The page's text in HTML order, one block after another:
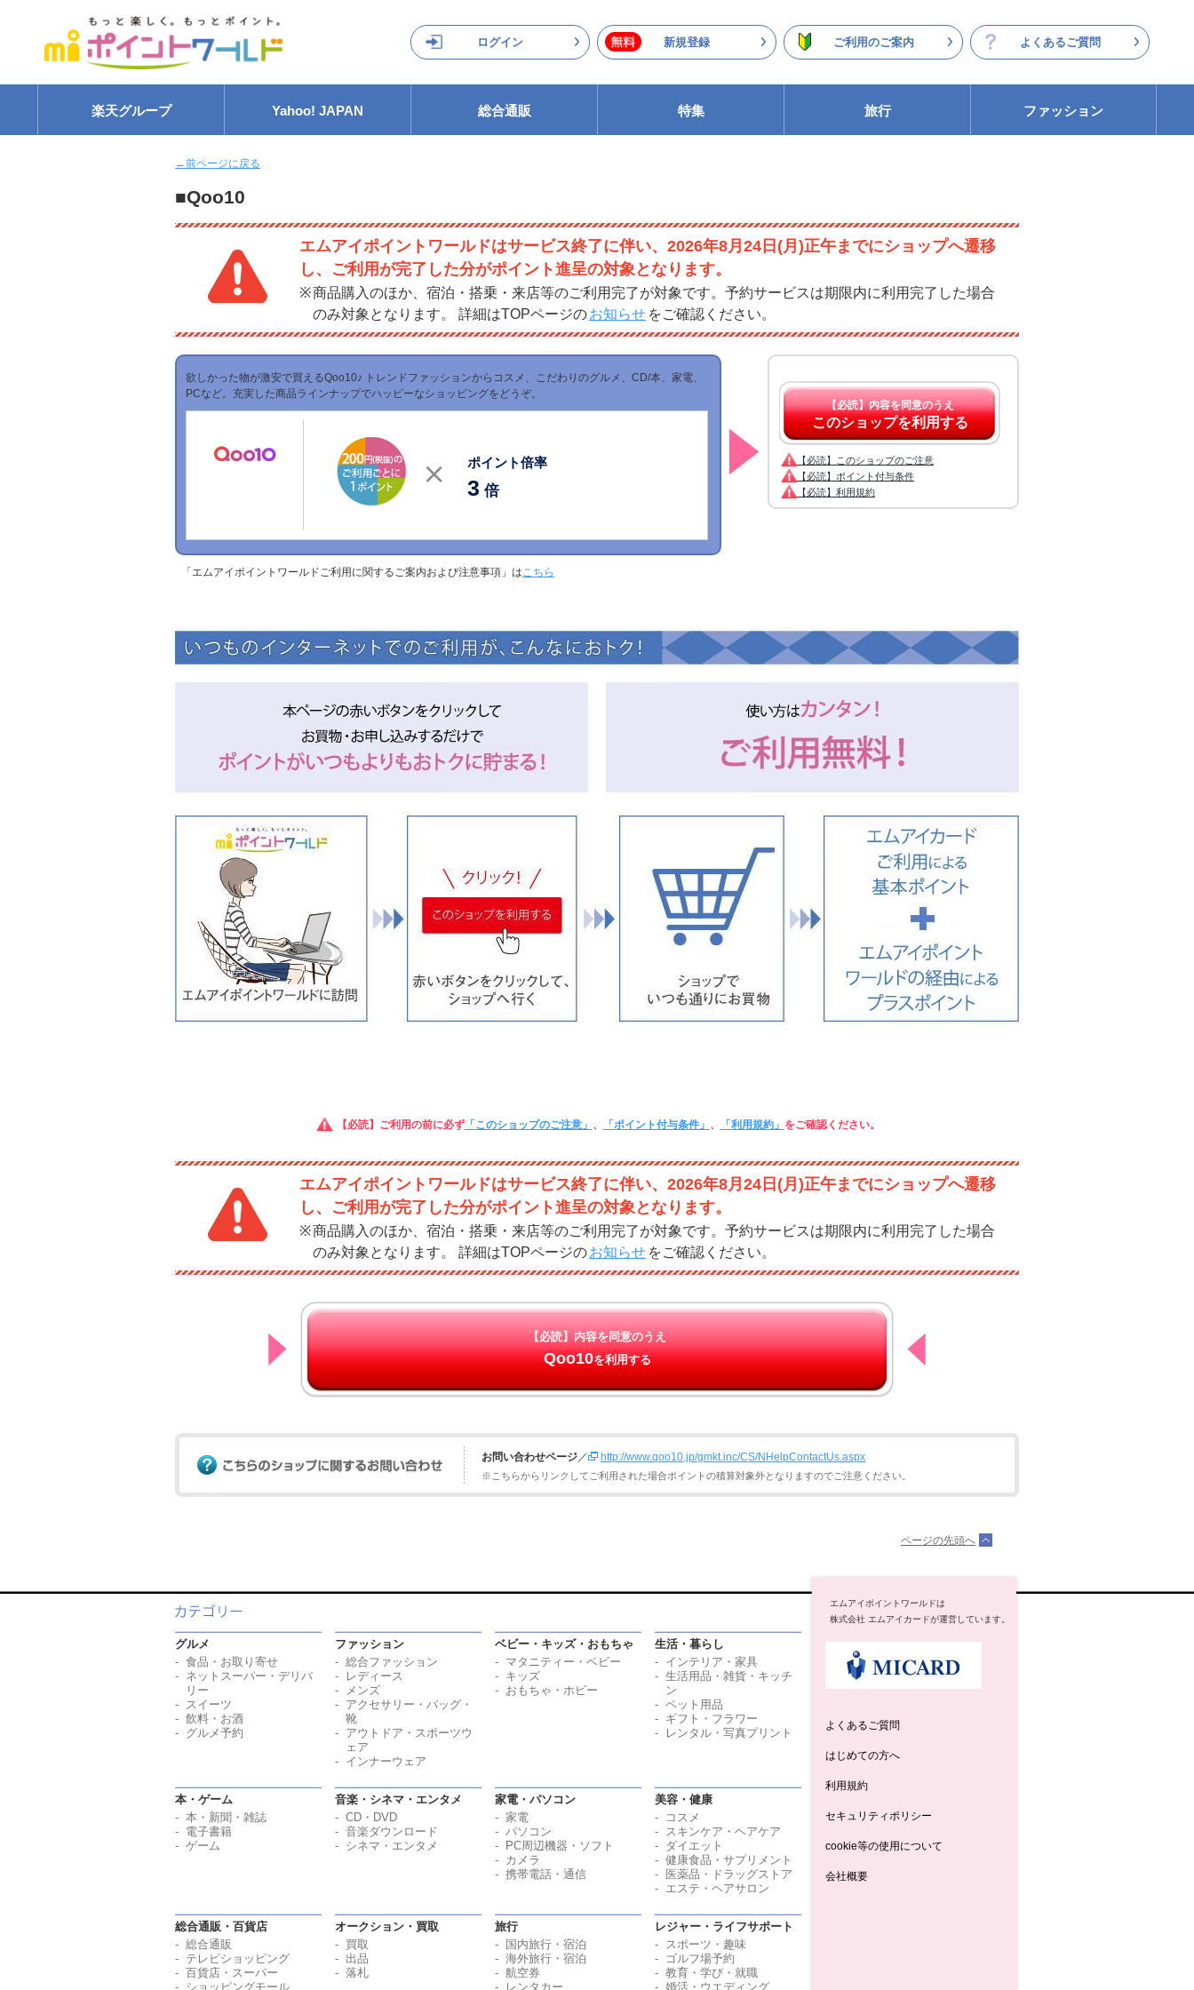
ログイン 新規登録 ご利用のご案内 よくあるご質問
楽天グループ Yahoo! JAPAN 総合通販 特集 旅行 ファッション
←前ページに戻る
■Qoo10
エムアイポイントワールドはサービス終了に伴い、2026年8月24日(月)正午までにショップへ遷移
し、ご利用が完了した分がポイント進呈の対象となります。
商品購入のほか、宿泊・搭乗・来店等のご利用完了が対象です。予約サービスは期限内に利用完了した場合
のみ対象となります。 詳細はTOPページのお知らせ をご確認ください。
欲しかった物が激安で買えるQoo10♪ トレンドファッションからコスメ、こだわりのグルメ、CD/本、家電、
PCなど。充実した商品ラインナップでハッピーなショッピングをどうぞ。
ポイント倍率
3 倍
【必読】内容を同意のうえ
このショップを利用する
【必読】このショップのご注意
【必読】ポイント付与条件
【必読】利用規約
「エムアイポイントワールドご利用に関するご案内および注意事項」は こちら
【必読】ご利用の前に必ず「このショップのご注意」 、 「ポイント付与条件」 、 「利用規約」 をご確認ください。
エムアイポイントワールドはサービス終了に伴い、2026年8月24日(月)正午までにショップへ遷移
し、ご利用が完了した分がポイント進呈の対象となります。
商品購入のほか、宿泊・搭乗・来店等のご利用完了が対象です。予約サービスは期限内に利用完了した場合
のみ対象となります。 詳細はTOPページのお知らせ をご確認ください。
【必読】内容を同意のうえ
Qoo10を利用する
お問い合わせページ ／ http://www.qoo10.jp/gmkt.inc/CS/NHelpContactUs.aspx
※こちらからリンクしてご利用された場合ポイントの積算対象外となりますのでご注意ください。
ページの先頭へ
グルメ
食品・お取り寄せ
ネットスーパー・デリバ
リー
スイーツ
飲料・お酒
グルメ予約
ファッション
総合ファッション
レディース
メンズ
アクセサリー・バッグ・
靴
アウトドア・スポーツウ
ェア
インナーウェア
ベビー・キッズ・おもちゃ
マタニティー・ベビー
キッズ
おもちゃ・ホビー
生活・暮らし
インテリア・家具
生活用品・雑貨・キッチ
ン
ペット用品
ギフト・フラワー
レンタル・写真プリント
本・ゲーム
本・新聞・雑誌
電子書籍
ゲーム
音楽・シネマ・エンタメ
CD・DVD
音楽ダウンロード
シネマ・エンタメ
家電・パソコン
家電
パソコン
PC周辺機器・ソフト
カメラ
携帯電話・通信
美容・健康
コスメ
スキンケア・ヘアケア
ダイエット
健康食品・サプリメント
医薬品・ドラッグストア
エステ・ヘアサロン
総合通販・百貨店
総合通販
テレビショッピング
百貨店・スーパー
ショッピングモール
オークション・買取
買取
出品
落札
旅行
国内旅行・宿泊
海外旅行・宿泊
航空券
レンタカー
レジャー・ライフサポート
スポーツ・趣味
ゴルフ場予約
教育・学び・就職
婚活・ウエディング
エムアイポイントワールドは
株式会社 エムアイカードが運営しています。
よくあるご質問
はじめての方へ
利用規約
セキュリティポリシー
cookie等の使用について
会社概要